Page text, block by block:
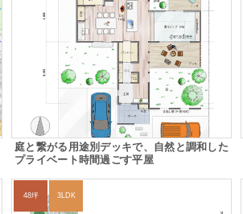
庭と繋がる用途別デッキで、自然と調和した
プライベート時間過ごす平屋
48坪 3LDK